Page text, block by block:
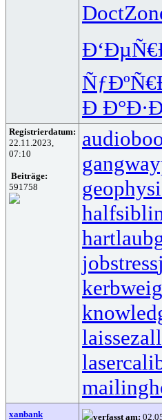
Doct
Ð
Registrierdatum:
22.11.2023,
07:10
Beiträge:
591758
jobstress
xanbank verfasst am: